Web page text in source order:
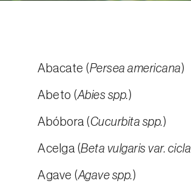
Abacate (Persea americana)
Abeto (Abies spp.)
Abóbora (Cucurbita spp.)
Acelga (Beta vulgaris var. cicla
Agave (Agave spp.)